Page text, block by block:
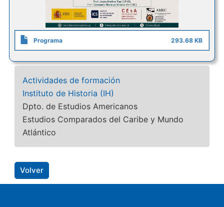
Programa 293.68 KB
Actividades de formación
Instituto de Historia (IH)
Dpto. de Estudios Americanos
Estudios Comparados del Caribe y Mundo
Atlántico
Volver